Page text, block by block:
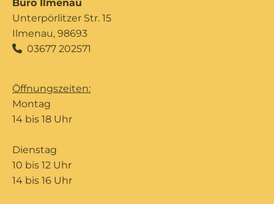
Büro Ilmenau
Unterpörlitzer Str. 15
Ilmenau, 98693
 03677 202571
Öffnungszeiten:
Montag
14 bis 18 Uhr
Dienstag
10 bis 12 Uhr
14 bis 16 Uhr